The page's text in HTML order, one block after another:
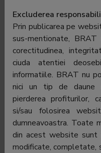
CEO: Andrei
representative:
Andrei
Adress
Bd.
corp B2B,
Phone: 021-
E-mail:
Regie
publicitate:
Ringier
Excluderea
Prin publicarea pe
sus-mentionate,
corectitudinea,
ciuda atentiei
informatiile. BRAT nu
nici un tip de daune
pierderea profiturilor,
si/sau folosirea
dumneavoastra. Toate
din acest website
modificate, completate,